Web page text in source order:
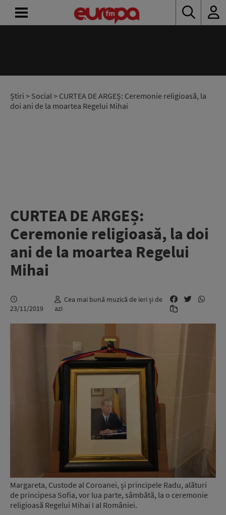
Știri > Social> CURTEA DE ARGEȘ: Ceremonie religioasă, la
doi ani de la moartea Regelui Mihai
CURTEA DE ARGEȘ:
Ceremonie religioasă, la doi
ani de la moartea Regelui
Mihai
23/11/2019
Cea mai bună muzică de ieri și de
azi
Margareta, Custode al Coroanei, și principele Radu, alături
de principesa Sofia, vor lua parte, sâmbătă, la o ceremonie
religioasă Regelui Mihai I al României.
RADIO